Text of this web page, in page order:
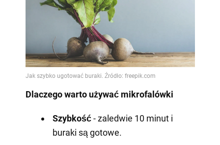
Dlaczego warto używać mikrofalówki
Szybkość- zaledwie 10 minut i
buraki są gotowe.